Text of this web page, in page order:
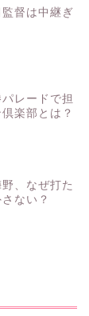
督は中継ぎ
レードで担
楽部とは？
、なぜ打た
ない？